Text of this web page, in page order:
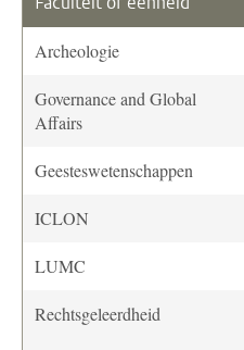
Archeologie
Governance and Global
Affairs
Geesteswetenschappen
ICLON
LUMC
Rechtsgeleerdheid